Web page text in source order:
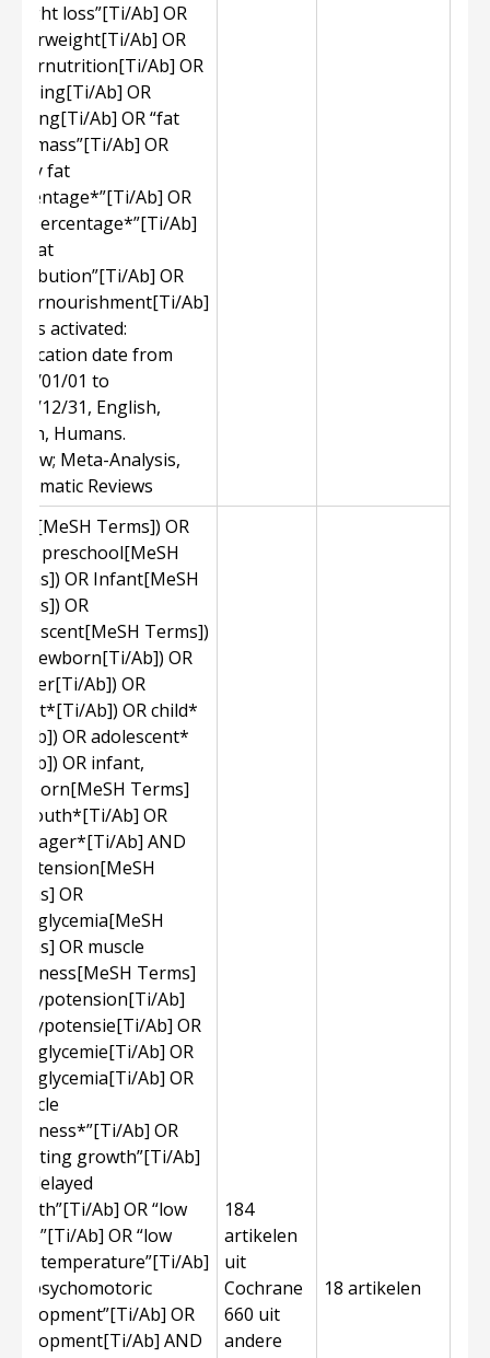
loss”[Ti/Ab] OR
Ab] OR
Ab] OR
Ab] OR
Ab] OR “fat
mass”[Ti/Ab] OR
fat
Ab] OR
percentage*”[Ti/Ab]
“fat
Ab] OR
Ab]
activated:
date from
01/01 to
12/31, English,
Humans.
Meta-Analysis,
Reviews
Terms]) OR
preschool[MeSH
OR Infant[MeSH
OR
Terms])
Newborn[Ti/Ab]) OR
Ab]) OR
Ab]) OR child*
Ab]) OR adolescent*
Ab]) OR infant,
Terms]
youth*[Ti/Ab] OR
Ab] AND
OR
OR muscle
Terms]
hypotension[Ti/Ab]
hypotensie[Ti/Ab] OR
Ab] OR
Ab] OR
Ab] OR
growth”[Ti/Ab]
“delayed
Ab] OR “low
Ab] OR “low
temperature”[Ti/Ab]
“psychomotoric
Ab] OR
Ab] AND
184
artikelen
uit
Cochrane
660 uit
andere
18 artikelen